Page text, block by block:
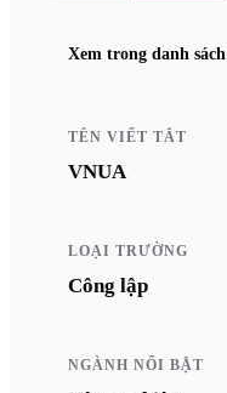
Xem trong danh sách
TÊN VIẾT TẮT
VNUA
LOẠI TRƯỜNG
Công lập
NGÀNH NỔI BẬT